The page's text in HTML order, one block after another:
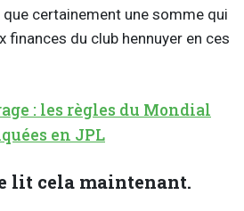
certainement une somme qui
finances du club hennuyer en ces
: les règles du Mondial
en JPL
lit cela maintenant.